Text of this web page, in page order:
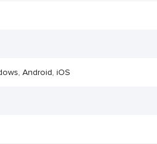
Android, iOS